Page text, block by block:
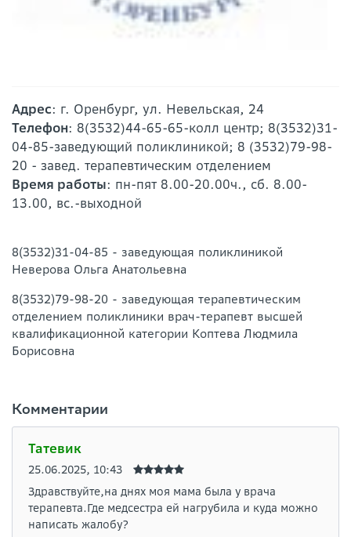
Адрес: г. Оренбург, ул. Невельская, 24
Телефон: 8(3532)44-65-65-колл центр; 8(3532)31-
04-85-заведующий поликлиникой; 8 (3532)79-98-
20 - завед. терапевтическим отделением
Время работы: пн-пят 8.00-20.00ч., сб. 8.00-
13.00, вс.-выходной
8(3532)31-04-85 - заведующая поликлиникой
Неверова Ольга Анатольевна
8(3532)79-98-20 - заведующая терапевтическим
отделением поликлиники врач-терапевт высшей
квалификационной категории Коптева Людмила
Борисовна
Комментарии
Татевик
25.06.2025, 10:43
Здравствуйте,на днях моя мама была у врача
терапевта.Где медсестра ей нагрубила и куда можно
написать жалобу?